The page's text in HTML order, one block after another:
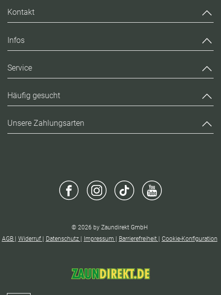
Kontakt
Infos
Service
Häufig gesucht
Unsere Zahlungsarten
© 2026 by Zaundirekt GmbH
AGB
Widerruf Datenschutz Impressum Barrierefreiheit Cookie-Konfiguration